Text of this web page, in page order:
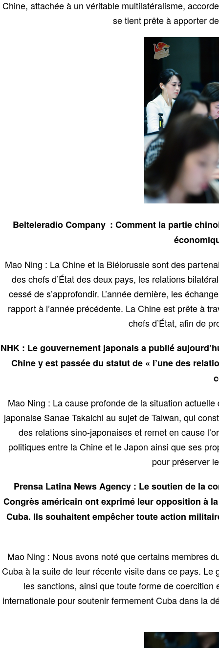
Chine, attachée à un véritable multilatéralisme,
se tient prête à apporter
Belteleradio Company : Comment la partie
Mao Ning : La Chine et la Biélorussie sont des
des chefs d’État des deux pays, les relations
cessé de s’approfondir. L’année dernière, les
rapport à l’année précédente. La Chine est prête à
chefs d’État, afin de
NHK : Le gouvernement japonais a publié
Chine y est passée du statut de « l’une des
Mao Ning : La cause profonde de la situation
japonaise Sanae Takaichi au sujet de Taiwan, qui
des relations sino-japonaises et remet en cause
politiques entre la Chine et le Japon ainsi que ses
pour préserver
Prensa Latina News Agency : Le soutien de la
Congrès américain ont exprimé leur opposition à
Cuba. Ils souhaitent empêcher toute action
Mao Ning : Nous avons noté que certains membres
Cuba à la suite de leur récente visite dans ce pays.
les sanctions, ainsi que toute forme de
internationale pour soutenir fermement Cuba dans la